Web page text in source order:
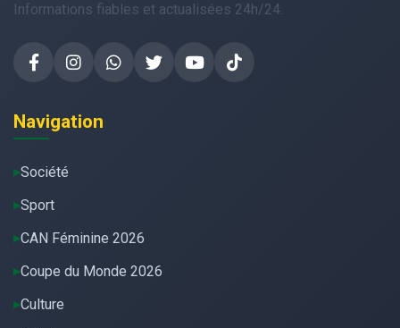
Informations fiables et actualisées 24h/24.
Navigation
Société
Sport
CAN Féminine 2026
Coupe du Monde 2026
Culture